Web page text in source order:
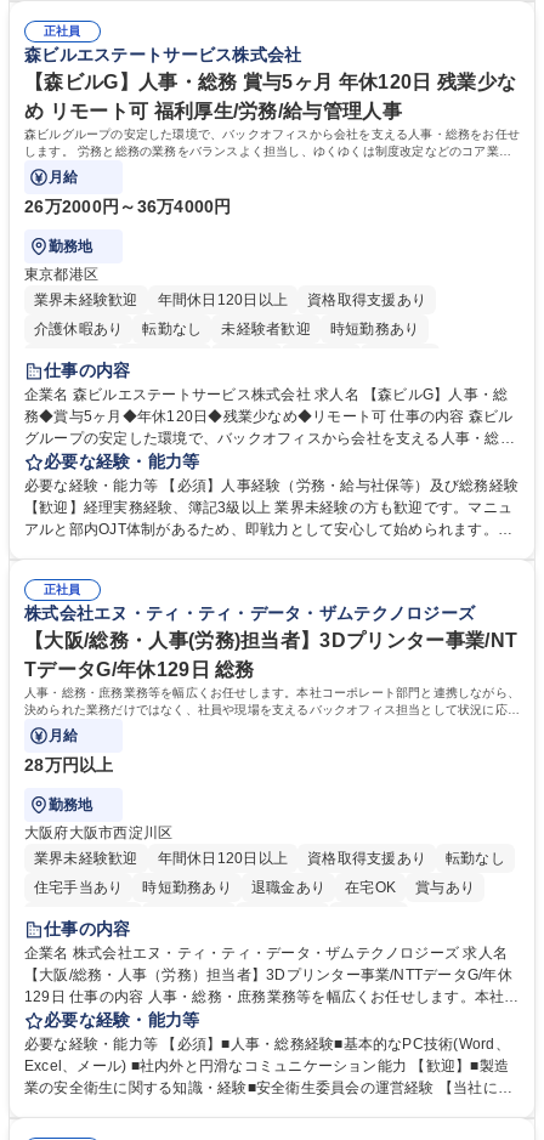
年休120日/デスクワーク中心で残業少なめ
整、資料作成、当日の運営サポート 学歴・資格 学歴：大学院 大学 語学
力： 資格：
正社員
森ビルエステートサービス株式会社
【森ビルG】人事・総務 賞与5ヶ月 年休120日 残業少な
め リモート可 福利厚生/労務/給与管理人事
森ビルグループの安定した環境で、バックオフィスから会社を支える人事・総務をお任せ
します。 労務と総務の業務をバランスよく担当し、ゆくゆくは制度改定などのコア業務
にも挑戦できる、やりがいある環境です。
月給
26万2000円～36万4000円
勤務地
東京都港区
業界未経験歓迎
年間休日120日以上
資格取得支援あり
介護休暇あり
転勤なし 未経験者歓迎
時短勤務あり
経験者歓迎
完全週休2日制
交通費支給 長期歓迎 駅近5分以内 土日祝休み
仕事の内容
企業名 森ビルエステートサービス株式会社 求人名 【森ビルG】人事・総
務◆賞与5ヶ月◆年休120日◆残業少なめ◆リモート可 仕事の内容 森ビル
グループの安定した環境で、バックオフィスから会社を支える人事・総務
をお任せします。 労務と総務の業務をバランスよく担当し、ゆくゆくは制
度改定などのコア業務にも挑戦できる、やりがいある環境です。 ■勤怠管
理、給与計算、社会保険手続き、年末調整等の労務管理全般 ■入退社手続
き、社内規定の改定や人事制度改定などのコア業務 ■社内イベントの企画
でも質問・相談できる環境が整っているため、安心して成長できます。 募
集職種 【森ビルG】人事・総務◆賞与5ヶ月◆年休120日◆残業少なめ◆
リモート可
必要な経験・能力等
必要な経験・能力等 【必須】人事経験（労務・給与社保等）及び総務経験
【歓迎】経理実務経験、簿記3級以上 業界未経験の方も歓迎です。マニュ
アルと部内OJT体制があるため、即戦力として安心して始められます。
務に挑戦できるため、自身の成長と組織への貢献度をダイレクトに実感で
きます。 残業少なめ、週1日リモート可など、ワークライフバランスを保
ち長期活躍できる環境です。 「これまでの幅広い経験を活かし、長期的な
キャリアを築きたい」という前向きな意欲と挑戦を全力で応援します。 学
歴・資格 学歴：大学院 大学 高専 短大 専修学校 高校 語学力： 資格：日商
簿記検定1級 日商簿記検定2級 日商簿記検定3級
正社員
株式会社エヌ・ティ・ティ・データ・ザムテクノロジーズ
【大阪/総務・人事(労務)担当者】3Dプリンター事業/NT
TデータG/年休129日 総務
人事・総務・庶務業務等を幅広くお任せします。本社コーポレート部門と連携しながら、
決められた業務だけではなく、社員や現場を支えるバックオフィス担当として状況に応じ
て柔軟に対応いただくことを期待します。
月給
28万円以上
勤務地
大阪府大阪市西淀川区
業界未経験歓迎
年間休日120日以上 資格取得支援あり
転勤なし
住宅手当あり
時短勤務あり 退職金あり 在宅OK
賞与あり
完全週休2日制
仕事の内容
企業名 株式会社エヌ・ティ・ティ・データ・ザムテクノロジーズ 求人名
【大阪/総務・人事（労務）担当者】3Dプリンター事業/NTTデータG/年休
129日 仕事の内容 人事・総務・庶務業務等を幅広くお任せします。本社コ
ーポレート部門と連携しながら、決められた業務だけではなく、社員や現
場を支えるバックオフィス担当として状況に応じて柔軟に対応いただくこ
とを期待します。 【詳細】■入退社手続き、社員情報管理■入社時オリエ
ンテーションの実施■勤怠・各種申請内容の確認■採用業務のサポート■来
必要な経験・能力等
必要な経験・能力等 【必須】■人事・総務経験■基本的なPC技術(Word、
Excel、メール) ■社内外と円滑なコミュニケーション能力 【歓迎】■製造
業の安全衛生に関する知識・経験■安全衛生委員会の運営経験 【当社につ